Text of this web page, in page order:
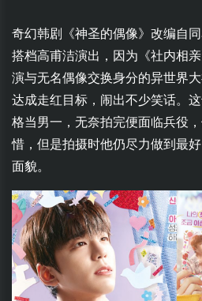
奇幻韩剧《神圣的偶像》改编自
搭档高甫洁演出，因为《社内相亲
演与无名偶像交换身分的异世界
达成走红目标，闹出不少笑话。
格当男一，无奈拍完便面临兵役
惜，但是拍摄时他仍尽力做到最
面貌。